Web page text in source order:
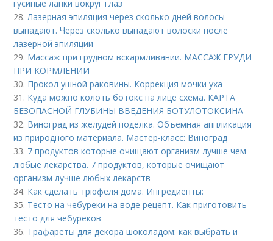
гусиные лапки вокруг глаз
28.Лазерная эпиляция через сколько дней волосы
выпадают. Через сколько выпадают волоски после
лазерной эпиляции
29. Массаж при грудном вскармливании. МАССАЖ ГРУДИ
ПРИ КОРМЛЕНИИ
30. Прокол ушной раковины. Коррекция мочки уха
31. Куда можно колоть ботокс на лице схема. КАРТА
БЕЗОПАСНОЙ ГЛУБИНЫ ВВЕДЕНИЯ БОТУЛОТОКСИНА
32. Виноград из желудей поделка. Объемная аппликация
из природного материала. Мастер-класс: Виноград
33. 7 продуктов которые очищают организм лучше чем
любые лекарства. 7 продуктов, которые очищают
организм лучше любых лекарств
34. Как сделать трюфеля дома. Ингредиенты:
35. Тесто на чебуреки на воде рецепт. Как приготовить
тесто для чебуреков
36. Трафареты для декора шоколадом: как выбрать и